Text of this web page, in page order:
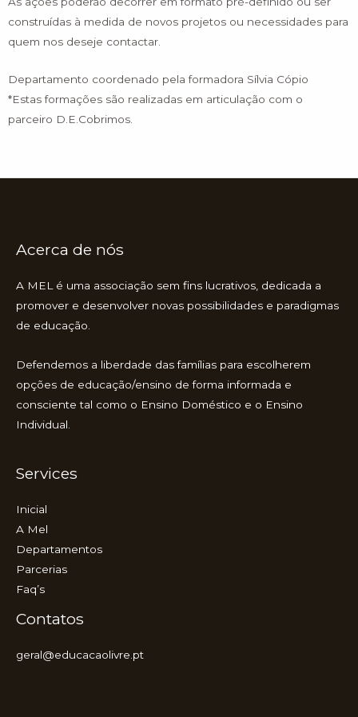
construídas à medida de novos projetos ou necessidades para
quem nos deseje contactar.
Departamento coordenado pela formadora Sílvia Cópio
*Estas formações são realizadas em articulação com o
parceiro D.E.Cobrimos.
Acerca de nós
A MEL é uma associação sem fins lucrativos, dedicada a
promover e desenvolver novas possibilidades e paradigmas
de educação.
Defendemos a liberdade das famílias para escolherem
opções de educação/ensino de forma informada e
consciente tal como o Ensino Doméstico e o Ensino
Individual.
Services
Inicial
A Mel
Departamentos
Parcerias
Faq’s
Contatos
geral@educacaolivre.pt